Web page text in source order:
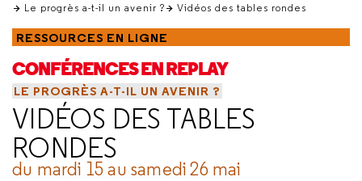
Le progrès a-t-il un avenir ?
Vidéos des tables rondes
RESSOURCES EN LIGNE
CONFÉRENCES EN REPLAY
LE PROGRÈS A-T-IL UN AVENIR ?
VIDÉOS DES TABLES
RONDES
du mardi 15 au samedi 26 mai